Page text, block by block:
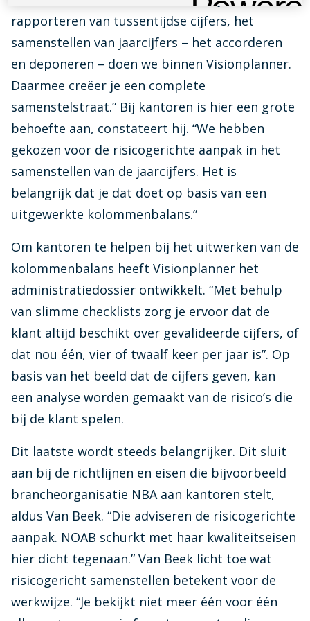
rapporteren van tussentijdse cijfers, het
samenstellen van jaarcijfers – het accorderen
en deponeren – doen we binnen Visionplanner.
Daarmee creëer je een complete
samenstelstraat.” Bij kantoren is hier een grote
behoefte aan, constateert hij. “We hebben
gekozen voor de risicogerichte aanpak in het
samenstellen van de jaarcijfers. Het is
belangrijk dat je dat doet op basis van een
uitgewerkte kolommenbalans.”
Om kantoren te helpen bij het uitwerken van de
kolommenbalans heeft Visionplanner het
administratiedossier ontwikkelt. “Met behulp
van slimme checklists zorg je ervoor dat de
klant altijd beschikt over gevalideerde cijfers, of
dat nou één, vier of twaalf keer per jaar is”. Op
basis van het beeld dat de cijfers geven, kan
een analyse worden gemaakt van de risico’s die
bij de klant spelen.
Dit laatste wordt steeds belangrijker. Dit sluit
aan bij de richtlijnen en eisen die bijvoorbeeld
brancheorganisatie NBA aan kantoren stelt,
aldus Van Beek. “Die adviseren de risicogerichte
aanpak. NOAB schurkt met haar kwaliteitseisen
hier dicht tegenaan.” Van Beek licht toe wat
risicogericht samenstellen betekent voor de
werkwijze. “Je bekijkt niet meer één voor één